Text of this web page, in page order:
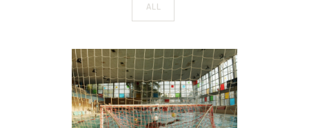
ALL
Water-polo